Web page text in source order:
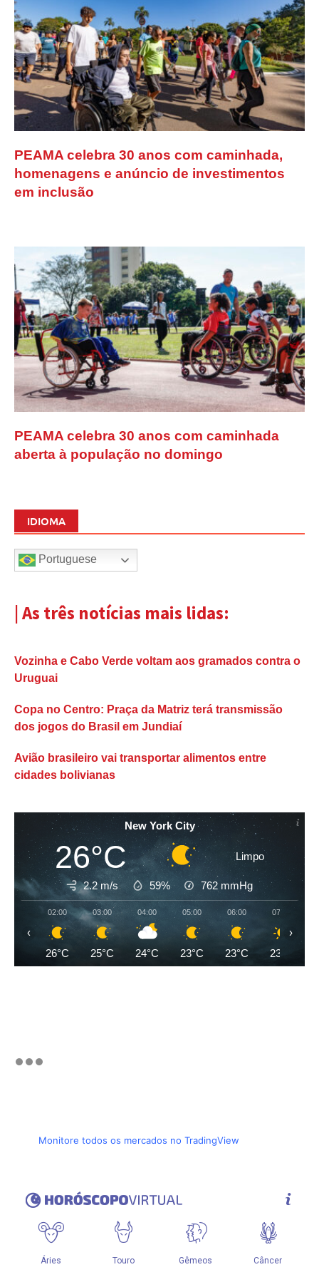
PEAMA celebra 30 anos com caminhada,
homenagens e anúncio de investimentos
em inclusão
PEAMA celebra 30 anos com caminhada
aberta à população no domingo
IDIOMA
Portuguese
| As três notícias mais lidas:
Vozinha e Cabo Verde voltam aos gramados contra o
Uruguai
Copa no Centro: Praça da Matriz terá transmissão
dos jogos do Brasil em Jundiaí
Avião brasileiro vai transportar alimentos entre
cidades bolivianas
New York City
26°C Limpo
2.2 m/s 59% 762 mmHg
02:00
26°C
03:00
25°C
04:00
24°C
05:00
23°C
06:00
23°C
07:00
23°C
‹ ›
Monitore todos os mercados no TradingView